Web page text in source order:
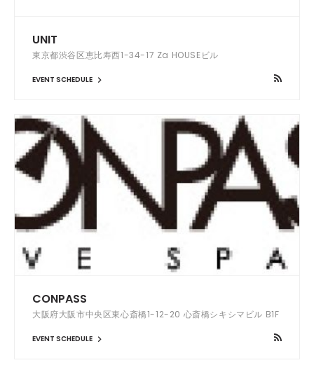
UNIT
東京都渋谷区恵比寿西1-34-17 Za HOUSEビル
EVENT SCHEDULE
CONPASS
大阪府大阪市中央区東心斎橋1-12-20 心斎橋シキシマビル B1F
EVENT SCHEDULE